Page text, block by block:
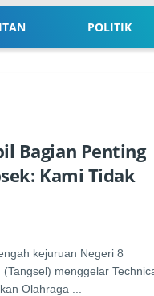
POLITIK
Bagian Penting
Kami Tidak
kejuruan Negeri 8
menggelar
Olahraga ...